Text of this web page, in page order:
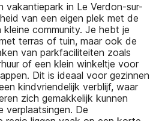
vakantiepark in Le Verdon-sur-
van een eigen plek met de
community. Je hebt je
terras of tuin, maar ook de
van parkfaciliteiten zoals
of een klein winkeltje voor
Dit is ideaal voor gezinnen
kindvriendelijk verblijf, waar
zich gemakkelijk kunnen
verplaatsingen. De